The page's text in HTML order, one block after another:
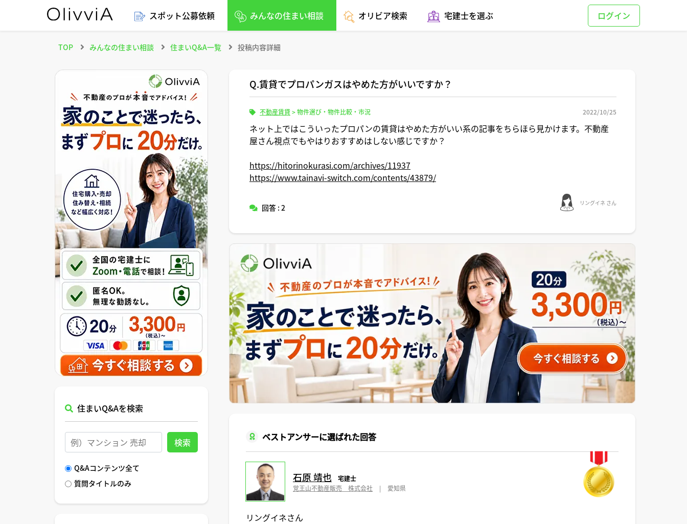
スポット公募依頼 みんなの住まい相談 オリビア検索 宅建士を選ぶ
TOP みんなの住まい相談 住まいQ&A一覧 投稿内容詳細
住まいQ&Aを検索
Q&Aコンテンツ全て
質問タイトルのみ
Q.賃貸でプロパンガスはやめた方がいいですか？
不動産賃貸>物件選び・物件比較・市況 2022/10/25
ネット上ではこういったプロパンの賃貸はやめた方がいい系の記事をちらほら見かけます。不動産
屋さん視点でもやはりおすすめはしない感じですか？
https://hitorinokurasi.com/archives/11937
https://www.tainavi-switch.com/contents/43879/
回答 : 2 リングイネ さん
ベストアンサーに選ばれた回答
石原 靖也
宅建士
覚王山不動産販売 株式会社
| 愛知県
リングイネさん